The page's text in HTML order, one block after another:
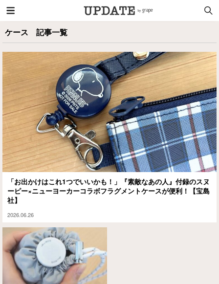
ケース 記事一覧
「お出かけはこれ1つでいいかも！」『素敵なあの人』付録のスヌ
ーピー×ニューヨーカーコラボフラグメントケースが便利！【宝島
社】
2026.06.26